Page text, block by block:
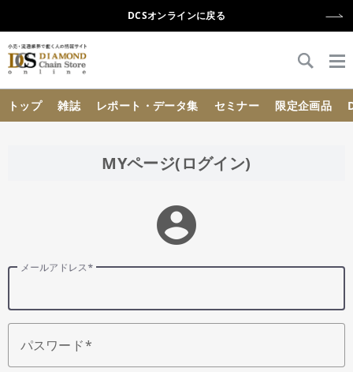
DCSオンラインに戻る
トップ 雑誌 レポート・データ集 セミナー 限定企画品
MYページ(ログイン)
account_circle
メールアドレス
パスワード